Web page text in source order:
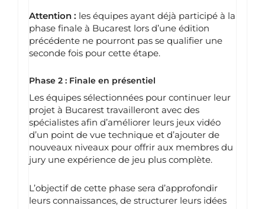
Attention : les équipes ayant déjà participé à la
phase finale à Bucarest lors d’une édition
précédente ne pourront pas se qualifier une
seconde fois pour cette étape.
Phase 2 : Finale en présentiel
Les équipes sélectionnées pour continuer leur
projet à Bucarest travailleront avec des
spécialistes afin d’améliorer leurs jeux vidéo
d’un point de vue technique et d’ajouter de
nouveaux niveaux pour offrir aux membres du
jury une expérience de jeu plus complète.
L’objectif de cette phase sera d’approfondir
leurs connaissances, de structurer leurs idées